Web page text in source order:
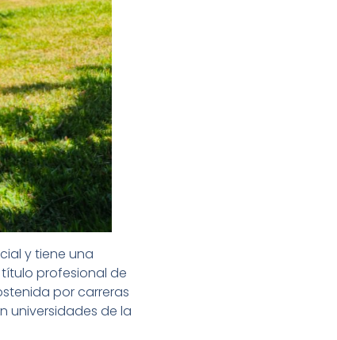
y tiene una
profesional de
por carreras
universidades de la